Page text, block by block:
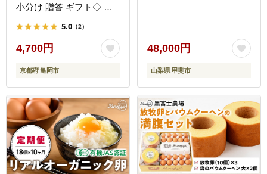
小分け 贈答 ギフト◇ ※
配送不可
5.0 （2）
4,700円
京都府 亀岡市
48,000円
山梨県 甲斐市